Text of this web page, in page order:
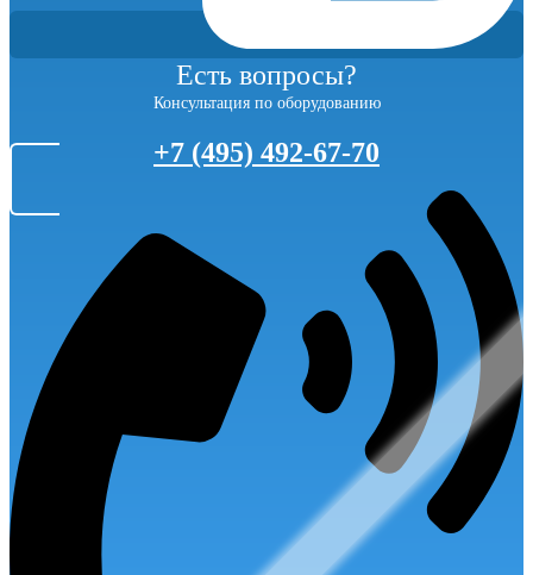
Есть вопросы?
Консультация по оборудованию
+7 (495) 492-67-70